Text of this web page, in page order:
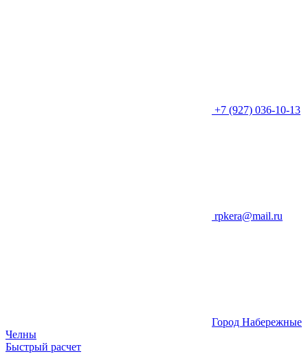
+7 (927) 036-10-13
rpkera@mail.ru
Город Набережные
Челны
Быстрый расчет